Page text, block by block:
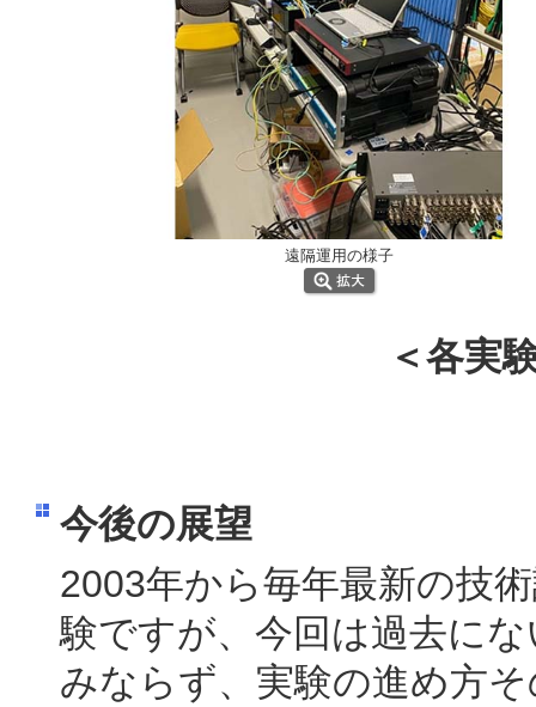
遠隔運用の様子
＜各実
今後の展望
2003年から毎年最新の技
験ですが、今回は過去に
みならず、実験の進め方